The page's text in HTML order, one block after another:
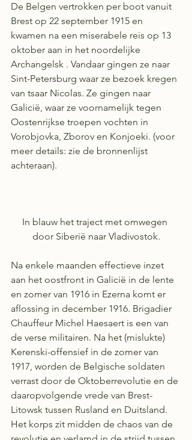
De Belgen vertrokken per boot vanuit
Brest op 22 september 1915 en
kwamen na een miserabele reis op 13
oktober aan in het noordelijke
Archangelsk . Vandaar gingen ze naar
Sint-Petersburg waar ze bezoek kregen
van tsaar Nicolas. Ze gingen naar
Galicië, waar ze voornamelijk tegen
Oostenrijkse troepen vochten in
Vorobjovka, Zborov en Konjoeki. (voor
meer details: zie de bronnenlijst
achteraan).
In blauw het traject met omwegen
door Siberië naar Vladivostok.
Na enkele maanden effectieve inzet
aan het oostfront in Galicië in de lente
en zomer van 1916 in Ezerna komt er
aflossing in december 1916. Brigadier
Chauffeur Michel Haesaert is een van
de verse militairen. Na het (mislukte)
Kerenski-offensief in de zomer van
1917, worden de Belgische soldaten
verrast door de Oktoberrevolutie en de
daaropvolgende vrede van Brest-
Litowsk tussen Rusland en Duitsland.
Het korps zit midden de chaos van de